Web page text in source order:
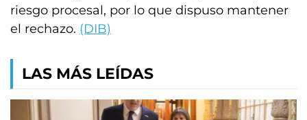
riesgo procesal, por lo que dispuso mantener
el rechazo. (DIB)
LAS MÁS LEÍDAS